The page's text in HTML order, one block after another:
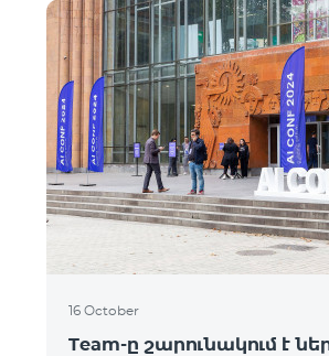
16 October
Team-ը շարունակում է